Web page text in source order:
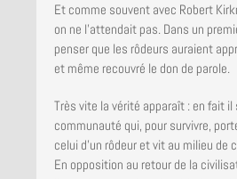
Et comme souvent avec Robert
on ne l’attendait pas. Dans un
penser que les rôdeurs auraient
et même recouvré le don de parole.
Très vite la vérité apparaît : en fait il
communauté qui, pour survivre,
celui d’un rôdeur et vit au milieu de
En opposition au retour de la